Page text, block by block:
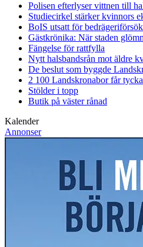
Polisen efterlyser vittnen till
Studiecirkel stärker kvinnors
BoIS utsatt för bedrägeriförsök
Gästkrönika: När staden
Fängelse för rattfylla
Nytt halsbandsrån mot äldre
De beslut som byggde
2 100 Landskronabor får
Stölder i topp
Butik på väster rånad
Kalender
Annonser